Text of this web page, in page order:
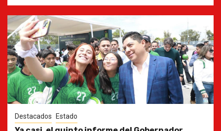
Destacados Estado